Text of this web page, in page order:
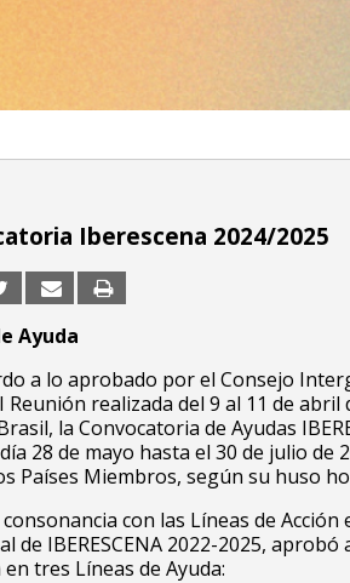
Iberescena 2024/2025
Ayuda
a lo aprobado por el Consejo
Reunión realizada del 9 al 11 de abril
la Convocatoria de Ayudas
28 de mayo hasta el 30 de julio de
Países Miembros, según su huso
consonancia con las Líneas de
de IBERESCENA 2022-2025,
tres Líneas de Ayuda: